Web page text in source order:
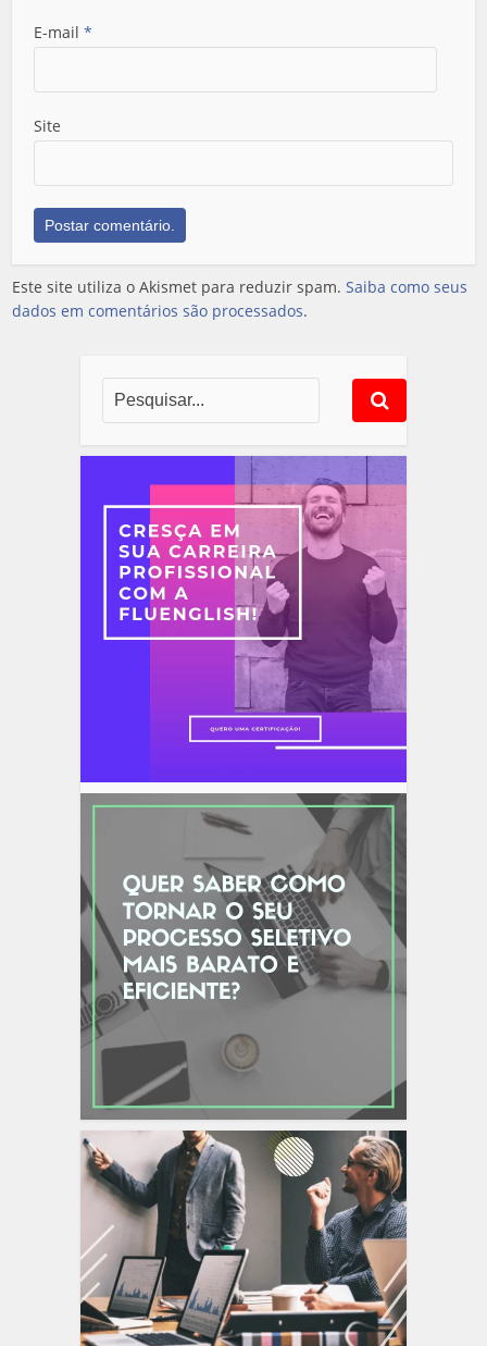
E-mail*
Site
Este site utiliza o Akismet para reduzir spam.Saiba como seus
dados em comentários são processados.